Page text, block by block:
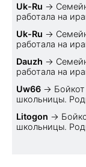
Uk-Ru →
работала на
Uk-Ru →
работала на
Dauzh →
работала на
Uw66 →
школьницы.
Litogon →
школьницы.